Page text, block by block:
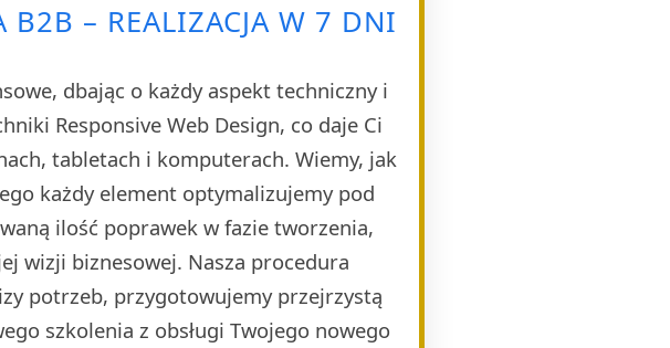
B2B – REALIZACJA W 7 DNI
dbając o każdy aspekt techniczny i
Responsive Web Design, co daje Ci
tabletach i komputerach. Wiemy, jak
każdy element optymalizujemy pod
ilość poprawek w fazie tworzenia,
wizji biznesowej. Nasza procedura
potrzeb, przygotowujemy przejrzystą
szkolenia z obsługi Twojego nowego